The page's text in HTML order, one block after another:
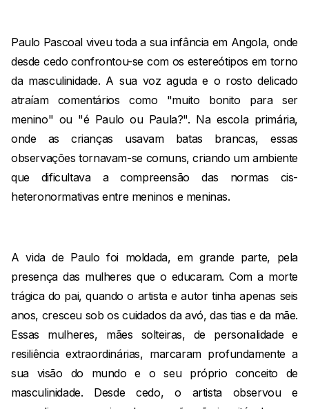
Paulo Pascoal viveu toda a sua infância em Angola, onde
desde cedo confrontou-se com os estereótipos em torno
da masculinidade. A sua voz aguda e o rosto delicado
atraíam comentários como "muito bonito para ser
menino" ou "é Paulo ou Paula?". Na escola primária,
onde as crianças usavam batas brancas, essas
observações tornavam-se comuns, criando um ambiente
que dificultava a compreensão das normas cis-
heteronormativas entre meninos e meninas.
A vida de Paulo foi moldada, em grande parte, pela
presença das mulheres que o educaram. Com a morte
trágica do pai, quando o artista e autor tinha apenas seis
anos, cresceu sob os cuidados da avó, das tias e da mãe.
Essas mulheres, mães solteiras, de personalidade e
resiliência extraordinárias, marcaram profundamente a
sua visão do mundo e o seu próprio conceito de
masculinidade. Desde cedo, o artista observou e